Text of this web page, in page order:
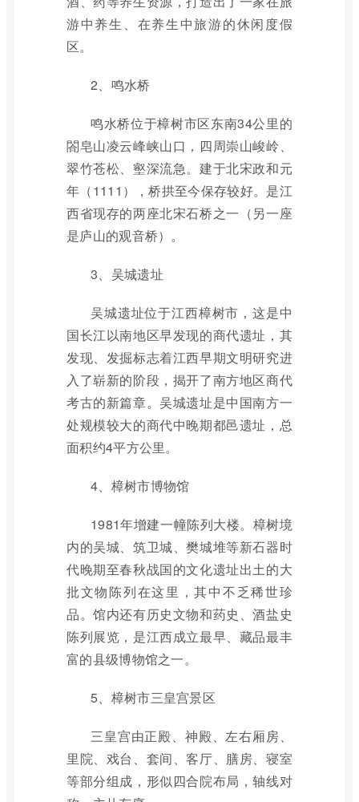
游中养生、在养生中旅游的休闲度假
区。
2、鸣水桥
鸣水桥位于樟树市区东南34公里的
閤皂山凌云峰峡山口，四周崇山峻岭、
翠竹苍松、壑深流急。建于北宋政和元
年（1111），桥拱至今保存较好。是江
西省现存的两座北宋石桥之一（另一座
是庐山的观音桥）。
3、吴城遗址
吴城遗址位于江西樟树市，这是中
国长江以南地区早发现的商代遗址，其
发现、发掘标志着江西早期文明研究进
入了崭新的阶段，揭开了南方地区商代
考古的新篇章。吴城遗址是中国南方一
处规模较大的商代中晚期都邑遗址，总
面积约4平方公里。
4、樟树市博物馆
1981年增建一幢陈列大楼。樟树境
内的吴城、筑卫城、樊城堆等新石器时
代晚期至春秋战国的文化遗址出土的大
批文物陈列在这里，其中不乏稀世珍
品。馆内还有历史文物和药史、酒盐史
陈列展览，是江西成立最早、藏品最丰
富的县级博物馆之一。
5、樟树市三皇宫景区
三皇宫由正殿、神殿、左右厢房、
里院、戏台、套间、客厅、膳房、寝室
等部分组成，形似四合院布局，轴线对